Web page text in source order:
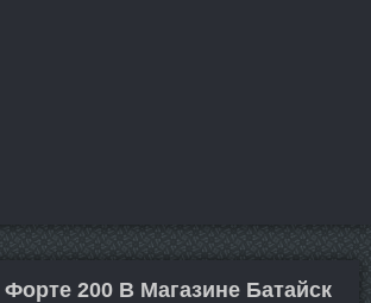
200 В Магазине Батайск